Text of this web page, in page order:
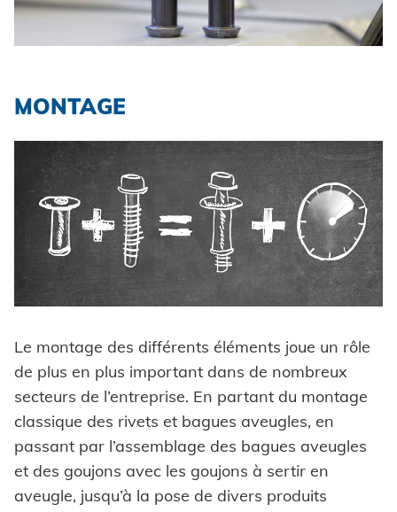
MONTAGE
Le montage des différents éléments joue un rôle
de plus en plus important dans de nombreux
secteurs de l’entreprise. En partant du montage
classique des rivets et bagues aveugles, en
passant par l’assemblage des bagues aveugles
et des goujons avec les goujons à sertir en
aveugle, jusqu’à la pose de divers produits